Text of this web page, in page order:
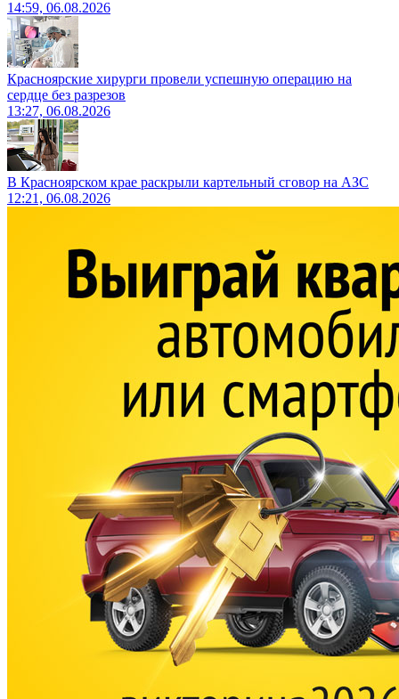
14:59, 06.08.2026
Красноярские хирурги провели успешную операцию на
сердце без разрезов
13:27, 06.08.2026
В Красноярском крае раскрыли картельный сговор на АЗС
12:21, 06.08.2026